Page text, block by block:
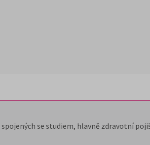
se studiem, hlavně zdravotní